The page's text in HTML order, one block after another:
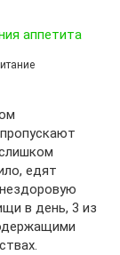
едят
в день, 3 из